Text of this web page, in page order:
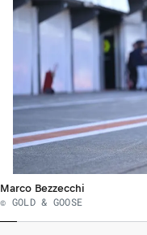
Marco Bezzecchi
© GOLD & GOOSE